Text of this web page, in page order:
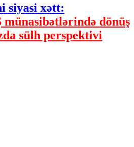
siyasi xətt:
münasibətlərində dönüş
sülh perspektivi